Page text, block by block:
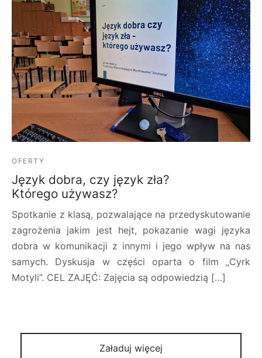
OFERTY
Język dobra, czy język zła?
Którego używasz?
Spotkanie z klasą, pozwalające na przedyskutowanie
zagrożenia jakim jest hejt, pokazanie wagi języka
dobra w komunikacji z innymi i jego wpływ na nas
samych. Dyskusja w części oparta o film „Cyrk
Motyli”. CEL ZAJĘĆ: Zajęcia są odpowiedzią […]
Załaduj więcej